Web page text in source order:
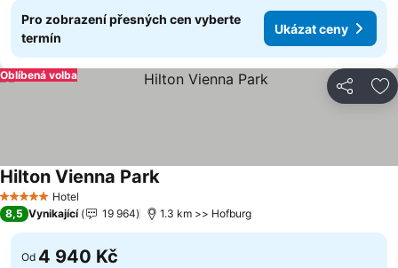
Pro zobrazení přesných cen vyberte
termín
Ukázat ceny
Sdílet
Oblíbená volba
5 Počet hvězdiček
Hotel
Hilton Vienna ParkUkázat ceny
8,5 Vynikající 19 964 1.3 km >> Hofburg
Od 4 940 Kč